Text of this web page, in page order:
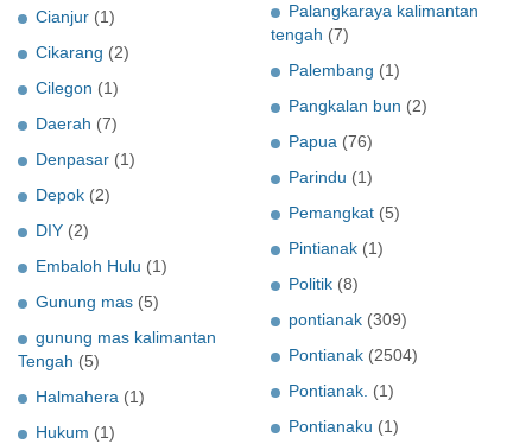
Cianjur (1)
Cikarang (2)
Cilegon (1)
Daerah (7)
Denpasar (1)
Depok (2)
DIY (2)
Embaloh Hulu (1)
Gunung mas (5)
gunung mas kalimantan
Tengah (5)
Halmahera (1)
Hukum (1)
Palangkaraya kalimantan
tengah (7)
Palembang (1)
Pangkalan bun (2)
Papua (76)
Parindu (1)
Pemangkat (5)
Pintianak (1)
Politik (8)
pontianak (309)
Pontianak (2504)
Pontianak. (1)
Pontianaku (1)